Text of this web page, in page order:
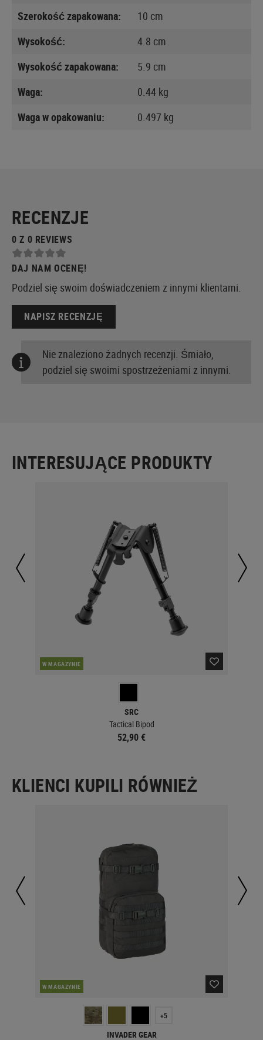
Szerokość zapakowana:
10 cm
Wysokość:
4.8 cm
Wysokość zapakowana:
5.9 cm
Waga:
0.44 kg
Waga w opakowaniu:
0.497 kg
RECENZJE
0 Z 0 REVIEWS
DAJ NAM OCENĘ!
Podziel się swoim doświadczeniem z innymi klientami.
NAPISZ RECENZJĘ
Nie znaleziono żadnych recenzji. Śmiało,
podziel się swoimi spostrzeżeniami z innymi.
INTERESUJĄCE PRODUKTY
W MAGAZYNIE
SRC
Tactical Bipod
52,90 €
KLIENCI KUPILI RÓWNIEŻ
W MAGAZYNIE
+5
INVADER GEAR